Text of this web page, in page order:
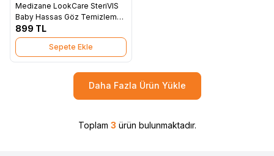
Favorilere Ekle
Medizane LookCare SteriVIS
Baby Hassas Göz Temizleme
Mendili 10lu
899 TL
Sepete Ekle
Daha Fazla Ürün Yükle
Toplam 3 ürün bulunmaktadır.